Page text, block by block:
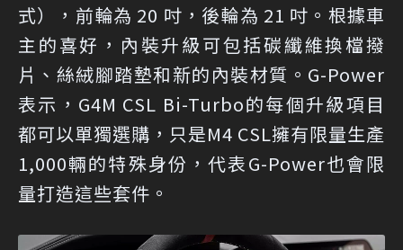
式），前輪為 20 吋，後輪為 21 吋。根據車
主的喜好，內裝升級可包括碳纖維換檔撥
片、絲絨腳踏墊和新的內裝材質。G-Power
表示，G4M CSL Bi-Turbo的每個升級項目
都可以單獨選購，只是M4 CSL擁有限量生產
1,000輛的特殊身份，代表G-Power也會限
量打造這些套件。